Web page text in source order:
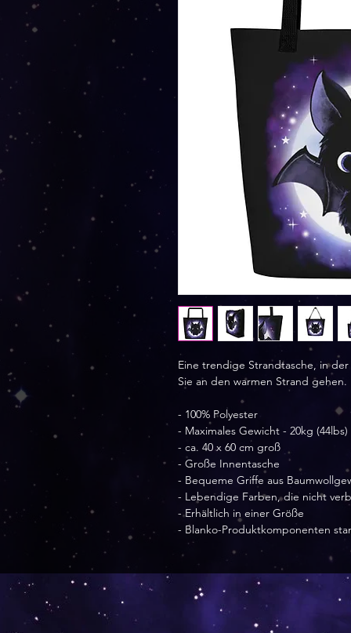
Eine trendige Strandtasche, in
Sie an den warmen Strand gehen.
- 100% Polyester
- Maximales Gewicht - 20kg (44lbs)
- ca. 40 x 60 cm groß
- Große Innentasche
- Bequeme Griffe aus
- Lebendige Farben, die nicht
- Erhältlich in einer Größe
- Blanko-Produktkomponenten